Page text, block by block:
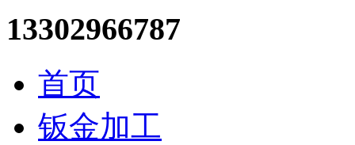
13302966787
首页
钣金加工